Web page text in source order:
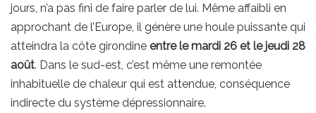
jours, n’a pas fini de faire parler de lui. Même affaibli en
approchant de l’Europe, il génère une houle puissante qui
atteindra la côte girondine entre le mardi 26 et le jeudi 28
août. Dans le sud-est, c’est même une remontée
inhabituelle de chaleur qui est attendue, conséquence
indirecte du système dépressionnaire.